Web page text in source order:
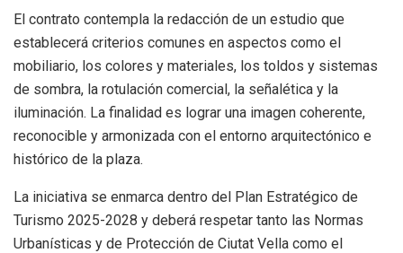
El contrato contempla la redacción de un estudio que
establecerá criterios comunes en aspectos como el
mobiliario, los colores y materiales, los toldos y sistemas
de sombra, la rotulación comercial, la señalética y la
iluminación. La finalidad es lograr una imagen coherente,
reconocible y armonizada con el entorno arquitectónico e
histórico de la plaza.
La iniciativa se enmarca dentro del Plan Estratégico de
Turismo 2025-2028 y deberá respetar tanto las Normas
Urbanísticas y de Protección de Ciutat Vella como el